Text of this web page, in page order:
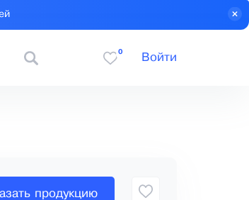
0
Войти
продукцию